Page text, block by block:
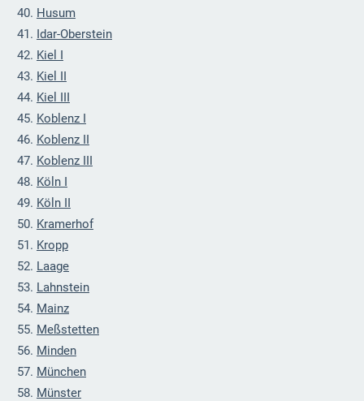
Husum
Idar-Oberstein
Kiel I
Kiel II
Kiel III
Koblenz I
Koblenz II
Koblenz III
Köln I
Köln II
Kramerhof
Kropp
Laage
Lahnstein
Mainz
Meßstetten
Minden
München
Münster